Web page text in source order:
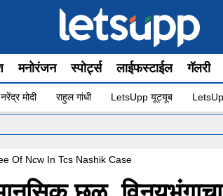
मनोरंजन स्पोर्ट्स लाईफस्टाईल गॅलरी
नरेंद्र मोदी राहुल गांधी LetsUpp यूट्यूब
Of Ncw In Tcs Nashik Case